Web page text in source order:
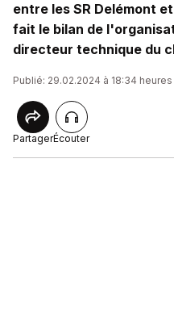
entre les SR Delémont
fait le bilan de
directeur technique du
Publié: 29.02.2024 à 18:34 heures
PartagerÉcouter